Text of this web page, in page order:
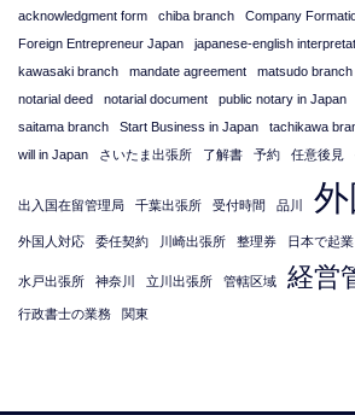
acknowledgment form chiba branch
Company
Foreign Entrepreneur Japan
japanese-english
kawasaki branch
mandate agreement matsudo branch
notarial deed
notarial document public notary in Japan
saitama branch
Start Business in Japan tachikawa
will in Japan
さいたま出張所 了解書 予約 任意後見
出入国在留管理局 千葉出張所 受付時間 品川
外国人対応 委任契約 川崎出張所 整理券 日本で起業
水戸出張所 神奈川 立川出張所 管轄区域 経営
行政書士の業務 関東